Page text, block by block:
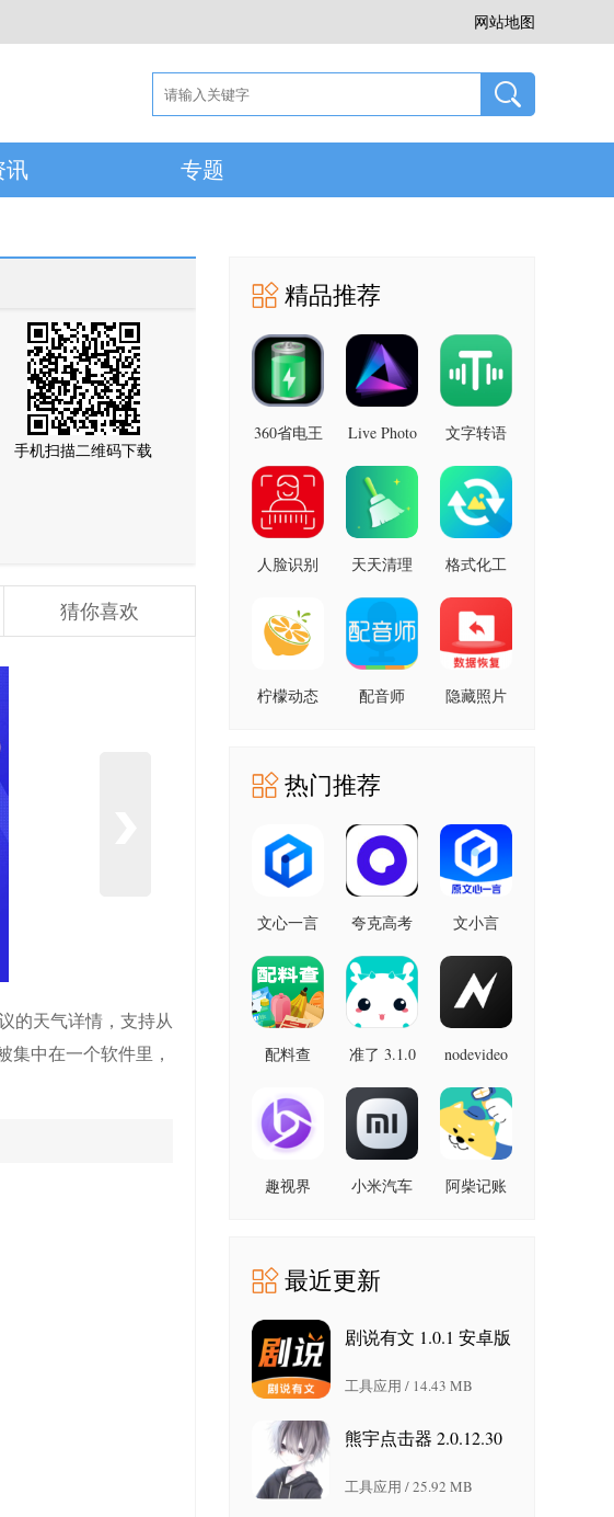
网站地图
讯 专题
手机扫描二维码下载
猜你喜欢
的天气详情，支持从
中在一个软件里，
精品推荐
360省电王
版
Live Photo
文字转语
卓版
人脸识别
卓版
天天清理
格式化工
柠檬动态
配音师
隐藏照片
热门推荐
文心一言
5.16.0.10
最新版
夸克高考
最新版
文小言
配料查
版
准了 3.1.0
nodevideo
版
趣视界
小米汽车
阿柴记账
最近更新
剧说有文 1.0.1 安卓版
工具应用 / 14.43 MB
熊宇点击器 2.0.12.30
工具应用 / 25.92 MB